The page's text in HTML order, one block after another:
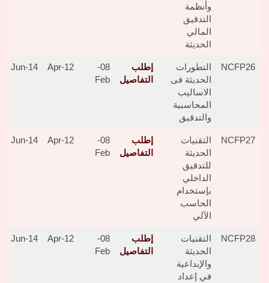
وأنظمة
التدقيق
المالي
الحديثة
NCFP26
التطورات
الحديثة فى
الاساليب
المحاسبية
والتدقيق
إطلب
التفاصيل
08-
Feb
12-Apr
14-Jun
NCFP27
التقنيات
الحديثة
للتدقيق
الداخلي
بإستخدام
الحاسب
الآلي
إطلب
التفاصيل
08-
Feb
12-Apr
14-Jun
NCFP28
التقنيات
الحديثة
والإبداعية
في إعداد
إطلب
التفاصيل
08-
Feb
12-Apr
14-Jun